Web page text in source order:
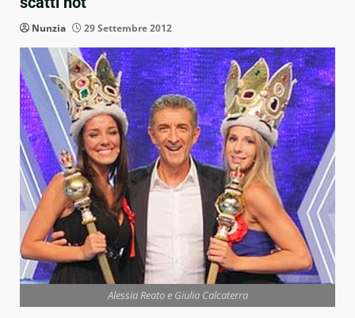
Nunzia 29 Settembre 2012
Alessia Reato e Giulia Calcaterra